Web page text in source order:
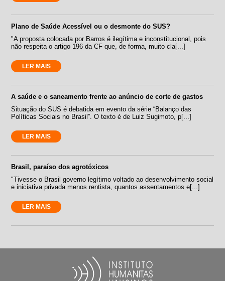
Plano de Saúde Acessível ou o desmonte do SUS?
"A proposta colocada por Barros é ilegítima e inconstitucional, pois
não respeita o artigo 196 da CF que, de forma, muito cla[...]
LER MAIS
A saúde e o saneamento frente ao anúncio de corte de gastos
Situação do SUS é debatida em evento da série “Balanço das
Políticas Sociais no Brasil”. O texto é de Luiz Sugimoto, p[...]
LER MAIS
Brasil, paraíso dos agrotóxicos
"Tivesse o Brasil governo legítimo voltado ao desenvolvimento social
e iniciativa privada menos rentista, quantos assentamentos e[...]
LER MAIS